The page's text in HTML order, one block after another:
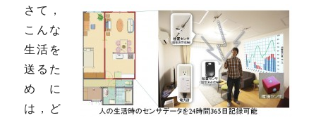
さて，
こんな
生活を
送るた
めに
は，ど